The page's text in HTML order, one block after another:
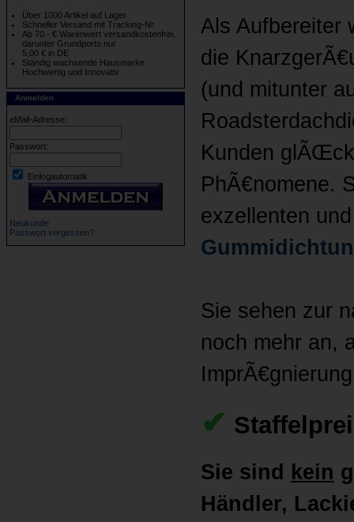
Über 1000 Artikel auf Lager
Schneller Versand mit Tracking-Nr.
Ab 70.- € Warenwert versandkostenfrei,
darunter Grundporto nur
5,00 € in DE
Ständig wachsende Hausmarke
Hochwertig und Innovativ
Anmelden
eMail-Adresse:
Passwort:
Einlogautomatik
Neukunde
Passwort vergessen?
Als Aufbereiter
die
(und mitunter
Kunden
PhÃ€nomene.
exzellenten
Sie sehen zur
noch mehr an,
✔
Sie sind kein
Händler,